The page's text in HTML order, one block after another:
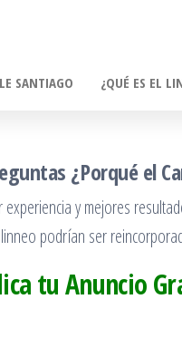
SANTIAGO ¿QUÉ ES EL
¿Porqué el
y mejores
podrían ser
tu Anuncio